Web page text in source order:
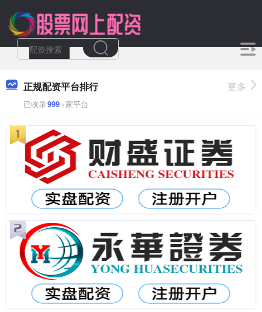
正规配资平台排行
已收录999+家平台
更多